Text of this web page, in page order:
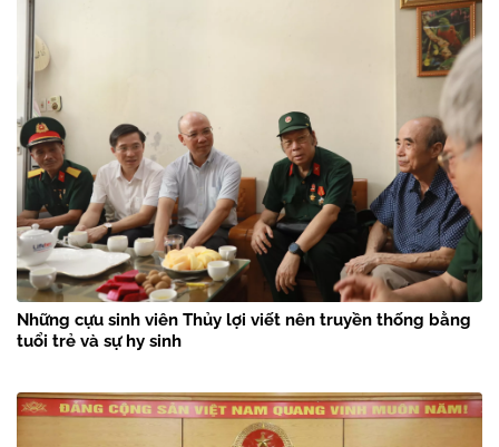
Những cựu sinh viên Thủy lợi viết nên truyền thống bằng
tuổi trẻ và sự hy sinh